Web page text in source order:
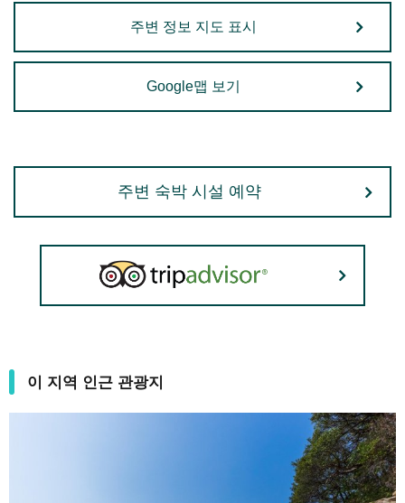
주변 정보 지도 표시
Google맵 보기
주변 숙박 시설 예약
이 지역 인근 관광지